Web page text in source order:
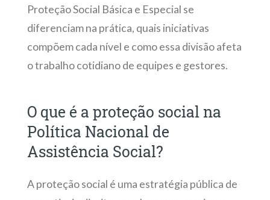
Proteção Social Básica e Especial se
diferenciam na prática, quais iniciativas
compõem cada nível e como essa divisão afeta
o trabalho cotidiano de equipes e gestores.
O que é a proteção social na
Política Nacional de
Assistência Social?
A proteção social é uma estratégia pública de